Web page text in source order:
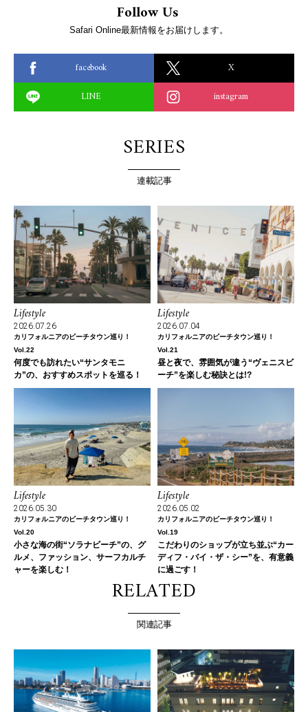
Follow Us
Safari Online最新情報をお届けします。
facebook
X
LINE
instagram
SERIES
連載記事
Lifestyle
2026.07.26
カリフォルニアのビーチタウン巡り！
Vol.22
何度でも訪れたい“サンタモニ
カ”の、おすすめスポットを巡る！
Lifestyle
2026.07.04
カリフォルニアのビーチタウン巡り！
Vol.21
昼と夜で、雰囲気が違う“ヴェニスビ
ーチ”を楽しむ秘訣とは!?
Lifestyle
2026.05.30
カリフォルニアのビーチタウン巡り！
Vol.20
小さな海の街“ソラナビーチ”の、グ
ルメ、ファッション、サーフカルチ
ャーを楽しむ！
Lifestyle
2026.05.02
カリフォルニアのビーチタウン巡り！
Vol.19
こだわりのショップが立ち並ぶ“カー
ディフ・バイ・ザ・シー”を、有意義
に過ごす！
RELATED
関連記事